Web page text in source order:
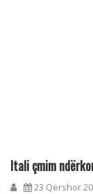
Itali çmim
23 Qershor